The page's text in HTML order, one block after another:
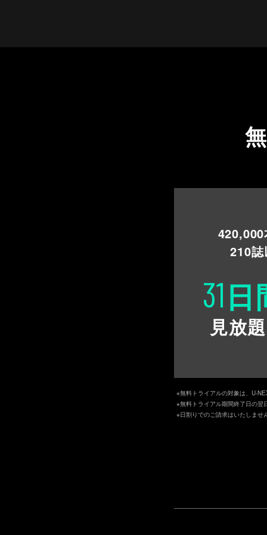
420,000
210
31日
見放
※無料トライアルの対象は、U-
※無料トライアル期間終了日の翌
※日割りでのご請求はいたしません